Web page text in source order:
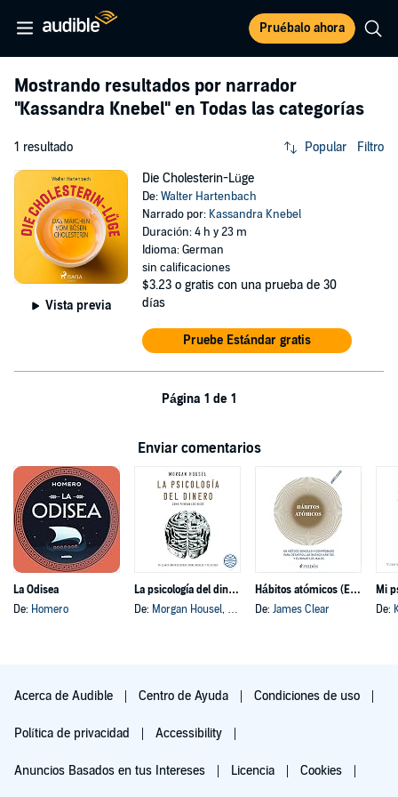
Pruébalo ahora
Mostrando resultados por narrador
"Kassandra Knebel" en Todas las categorías
1 resultado Popular Filtro
Vista previa
Die Cholesterin-Lüge
De:Walter Hartenbach
Narrado por: Kassandra Knebel
Duración: 4 h y 23 m
Idioma: German
sin calificaciones
$3.23 o gratis con una prueba de 30
días
Pruebe Estándar gratis
Página 1 de 1
Enviar comentarios
La Odisea
De: Homero
La psicología del dinero
De: Morgan Housel, y otros
Hábitos atómicos (Español neutro)
De: James Clear
Mi
De:
Acerca de Audible Centro de Ayuda Condiciones de uso
Política de privacidad Accessibility
Anuncios Basados en tus Intereses Licencia Cookies